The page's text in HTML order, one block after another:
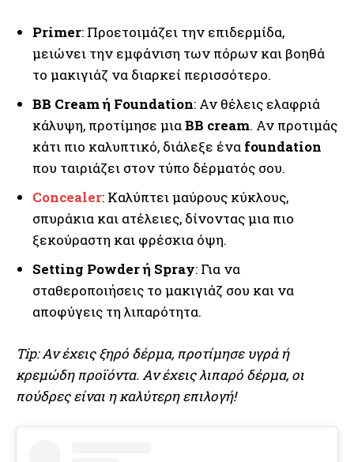
Primer: Προετοιμάζει την επιδερμίδα,
μειώνει την εμφάνιση των πόρων και βοηθά
το μακιγιάζ να διαρκεί περισσότερο.
BB Cream ή Foundation: Αν θέλεις ελαφριά
κάλυψη, προτίμησε μιαBB cream. Αν προτιμάς
κάτι πιο καλυπτικό, διάλεξε ένα foundation
που ταιριάζει στον τύπο δέρματός σου.
Concealer: Καλύπτει μαύρους κύκλους,
σπυράκια και ατέλειες, δίνοντας μια πιο
ξεκούραστη και φρέσκια όψη.
Setting Powder ή Spray: Για να
σταθεροποιήσεις το μακιγιάζ σου και να
αποφύγεις τη λιπαρότητα.
Tip: Αν έχεις ξηρό δέρμα, προτίμησε υγρά ή
κρεμώδη προϊόντα. Αν έχεις λιπαρό δέρμα, οι
πούδρες είναι η καλύτερη επιλογή!